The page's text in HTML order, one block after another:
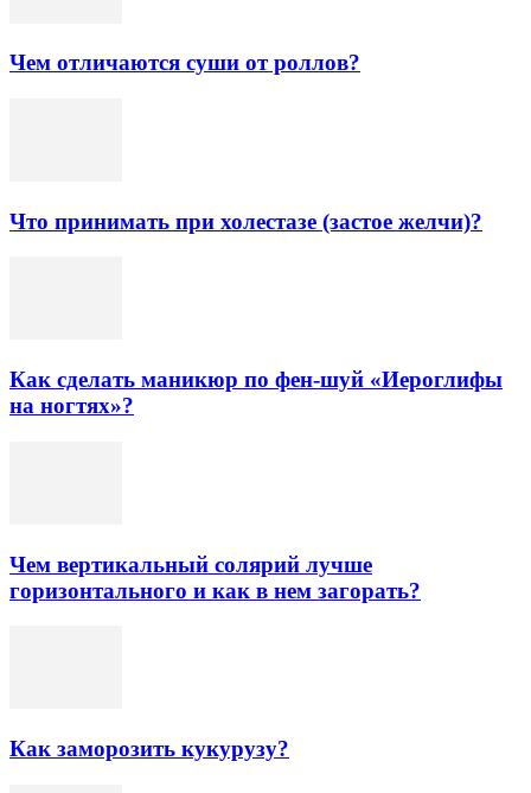
Чем отличаются суши от роллов?
Что принимать при холестазе (застое желчи)?
Как сделать маникюр по фен-шуй «Иероглифы
на ногтях»?
Чем вертикальный солярий лучше
горизонтального и как в нем загорать?
Как заморозить кукурузу?